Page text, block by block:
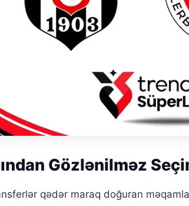
Gözlənilməz
qədər maraq doğuran